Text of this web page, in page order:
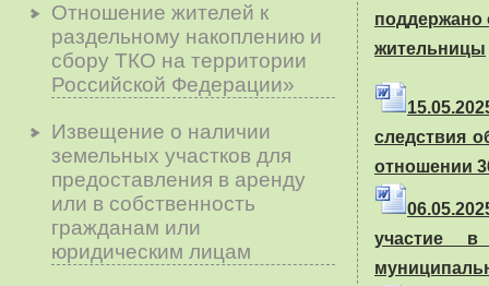
Отношение жителей к
раздельному накоплению и
сбору ТКО на территории
Российской Федерации»
Извещение о наличии
земельных участков для
предоставления в аренду
или в собственность
гражданам или
юридическим лицам
поддержано
жительницы
следствия
отношении
участие в